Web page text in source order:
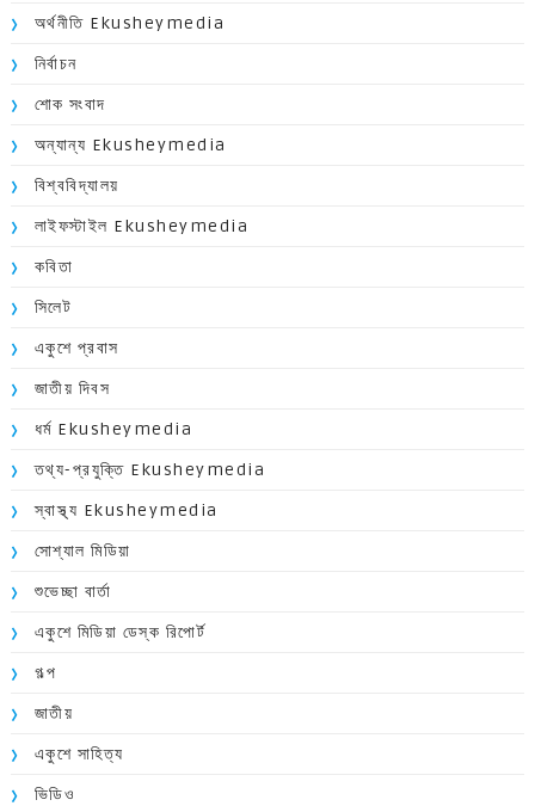
অর্থনীতি Ekusheymedia
নির্বাচন
শোক সংবাদ
অন্যান্য Ekusheymedia
বিশ্ববিদ্যালয়
লাইফস্টাইল Ekusheymedia
কবিতা
সিলেট
একুশে প্রবাস
জাতীয় দিবস
ধর্ম Ekusheymedia
তথ্য-প্রযুক্তি Ekusheymedia
স্বাস্থ্য Ekusheymedia
সোশ্যাল মিডিয়া
শুভেচ্ছা বার্তা
একুশে মিডিয়া ডেস্ক রিপোর্ট
গল্প
জাতীয়
একুশে সাহিত্য
ভিডিও